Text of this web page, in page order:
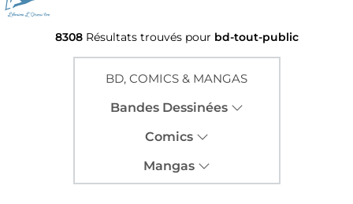
8308 Résultats trouvés pour bd-tout-public
BD, COMICS & MANGAS
Bandes Dessinées
Comics
Mangas